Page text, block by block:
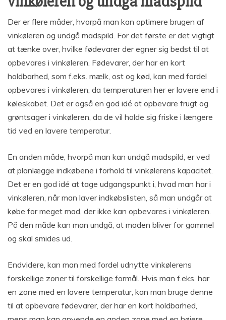
Der er flere måder, hvorpå man kan optimere brugen af
vinkøleren og undgå madspild. For det første er det vigtigt
at tænke over, hvilke fødevarer der egner sig bedst til at
opbevares i vinkøleren. Fødevarer, der har en kort
holdbarhed, som f.eks. mælk, ost og kød, kan med fordel
opbevares i vinkøleren, da temperaturen her er lavere end i
køleskabet. Det er også en god idé at opbevare frugt og
grøntsager i vinkøleren, da de vil holde sig friske i længere
tid ved en lavere temperatur.
En anden måde, hvorpå man kan undgå madspild, er ved
at planlægge indkøbene i forhold til vinkølerens kapacitet.
Det er en god idé at tage udgangspunkt i, hvad man har i
vinkøleren, når man laver indkøbslisten, så man undgår at
købe for meget mad, der ikke kan opbevares i vinkøleren.
På den måde kan man undgå, at maden bliver for gammel
og skal smides ud.
Endvidere, kan man med fordel udnytte vinkølerens
forskellige zoner til forskellige formål. Hvis man f.eks. har
en zone med en lavere temperatur, kan man bruge denne
til at opbevare fødevarer, der har en kort holdbarhed,